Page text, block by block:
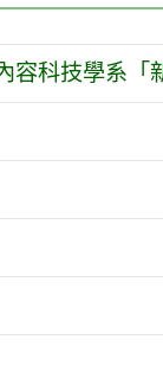
容科技學系「